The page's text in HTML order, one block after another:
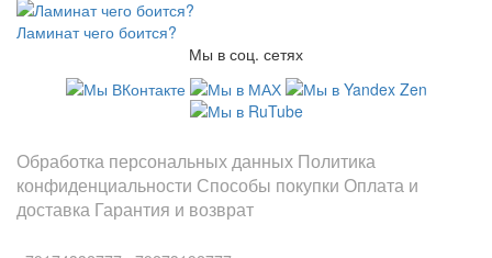
Ламинат чего боится?
Мы в соц. сетях
Обработка персональных данных Политика
конфиденциальности Способы покупки Оплата и
доставка Гарантия и возврат